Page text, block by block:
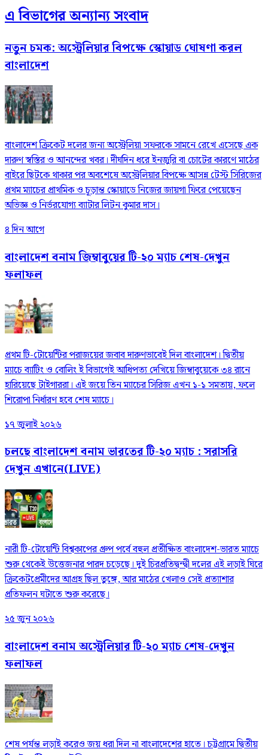
এ বিভাগের অন্যান্য সংবাদ
নতুন চমক: অস্ট্রেলিয়ার বিপক্ষে স্কোয়াড ঘোষণা করল
বাংলাদেশ
বাংলাদেশ ক্রিকেট দলের জন্য অস্ট্রেলিয়া সফরকে সামনে রেখে এসেছে এক
দারুণ স্বস্তির ও আনন্দের খবর। দীর্ঘদিন ধরে ইনজুরি বা চোটের কারণে মাঠের
বাইরে ছিটকে থাকার পর অবশেষে অস্ট্রেলিয়ার বিপক্ষে আসন্ন টেস্ট সিরিজের
প্রথম ম্যাচের প্রাথমিক ও চূড়ান্ত স্কোয়াডে নিজের জায়গা ফিরে পেয়েছেন
অভিজ্ঞ ও নির্ভরযোগ্য ব্যাটার লিটন কুমার দাস।
৪ দিন আগে
বাংলাদেশ বনাম জিম্বাবুয়ের টি-২০ ম্যাচ শেষ-দেখুন
ফলাফল
প্রথম টি-টোয়েন্টির পরাজয়ের জবাব দারুণভাবেই দিল বাংলাদেশ। দ্বিতীয়
ম্যাচে ব্যাটিং ও বোলিং ই বিভাগেই আধিপত্য দেখিয়ে জিম্বাবুয়েকে ৩৪ রানে
হারিয়েছে টাইগাররা। এই জয়ে তিন ম্যাচের সিরিজ এখন ১-১ সমতায়, ফলে
শিরোপা নির্ধারণ হবে শেষ ম্যাচে।
১৭ জুলাই ২০২৬
চলছে বাংলাদেশ বনাম ভারতের টি-২০ ম্যাচ : সরাসরি
দেখুন এখানে(LIVE)
নারী টি-টোয়েন্টি বিশ্বকাপের গ্রুপ পর্বে বহুল প্রতীক্ষিত বাংলাদেশ-ভারত ম্যাচে
শুরু থেকেই উত্তেজনার পারদ চড়েছে। দুই চিরপ্রতিদ্বন্দ্বী দলের এই লড়াই ঘিরে
ক্রিকেটপ্রেমীদের আগ্রহ ছিল তুঙ্গে, আর মাঠের খেলাও সেই প্রত্যাশার
প্রতিফলন ঘটাতে শুরু করেছে।
২৫ জুন ২০২৬
বাংলাদেশ বনাম অস্ট্রেলিয়ার টি-২০ ম্যাচ শেষ-দেখুন
ফলাফল
শেষ পর্যন্ত লড়াই করেও জয় ধরা দিল না বাংলাদেশের হাতে। চট্টগ্রামে দ্বিতীয়